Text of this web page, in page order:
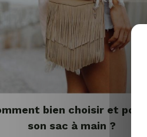
bien choisir et
son sac à main ?